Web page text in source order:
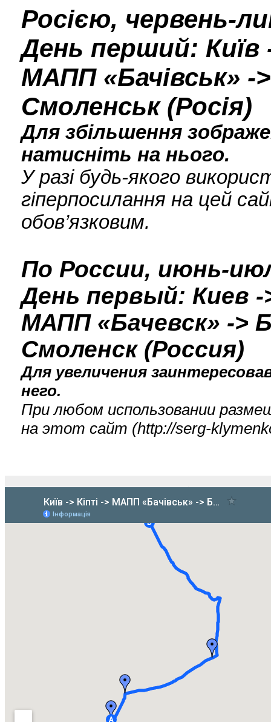
Росією, червень-
День перший: Київ
МАПП «Бачівськ» -
Смоленськ (Росія)
Для збільшення
натисніть на нього.
У разі будь-якого
гіперпосилання на цей
обов’язковим.
По России, июнь-
День первый: Киев
МАПП «Бачевск» ->
Смоленск (Россия)
Для увеличения
него.
При любом использовании
на этот сайт (http://serg-